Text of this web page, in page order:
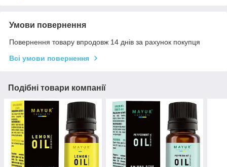
Умови повернення
Повернення товару впродовж 14 днів за рахунок покупця
Всі умови повернення
Подібні товари компанії